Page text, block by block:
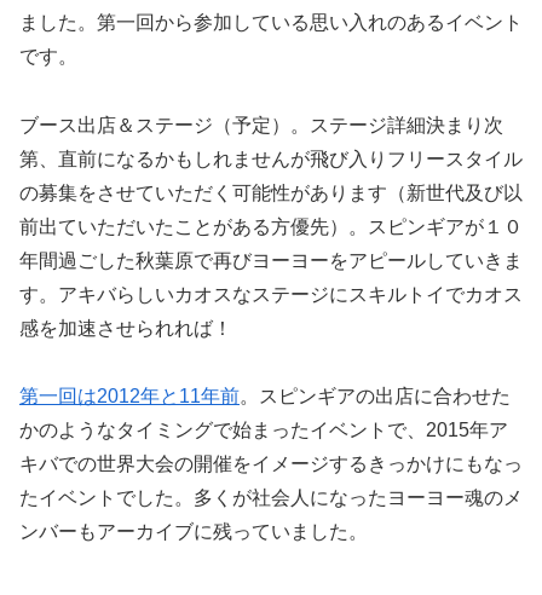
ました。第一回から参加している思い入れのあるイベント
です。
ブース出店＆ステージ（予定）。ステージ詳細決まり次
第、直前になるかもしれませんが飛び入りフリースタイル
の募集をさせていただく可能性があります（新世代及び以
前出ていただいたことがある方優先）。スピンギアが１０
年間過ごした秋葉原で再びヨーヨーをアピールしていきま
す。アキバらしいカオスなステージにスキルトイでカオス
感を加速させられれば！
第一回は2012年と11年前。スピンギアの出店に合わせた
かのようなタイミングで始まったイベントで、2015年ア
キバでの世界大会の開催をイメージするきっかけにもなっ
たイベントでした。多くが社会人になったヨーヨー魂のメ
ンバーもアーカイブに残っていました。